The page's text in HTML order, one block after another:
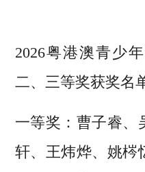
2026粤港澳青少
二、三等奖获奖名
一等奖：曹子睿、
轩、王炜烨、姚梣